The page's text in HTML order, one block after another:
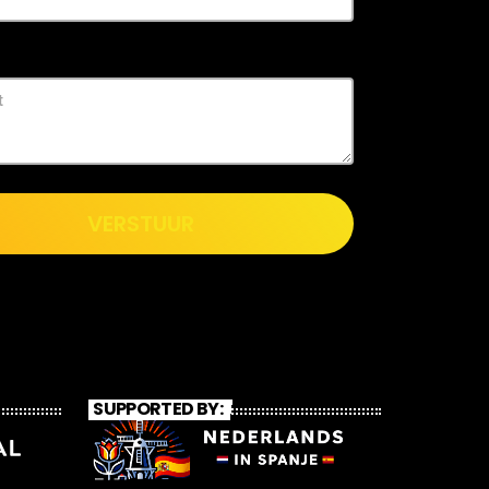
VERSTUUR
SUPPORTED BY: